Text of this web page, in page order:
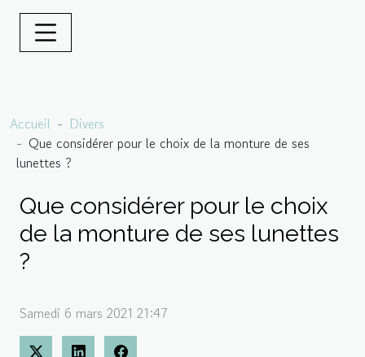
Accueil
Divers
Que considérer pour le choix de la monture de ses
lunettes ?
Que considérer pour le choix
de la monture de ses lunettes
?
Samedi 6 mars 2021 21:47